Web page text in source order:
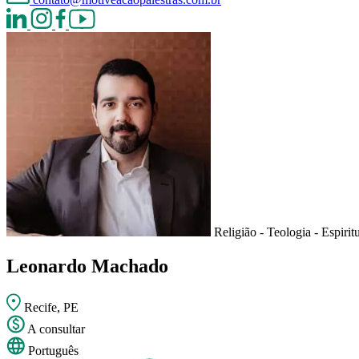
Religião - Teologia -
Leonardo Machado
Recife, PE
A consultar
Português